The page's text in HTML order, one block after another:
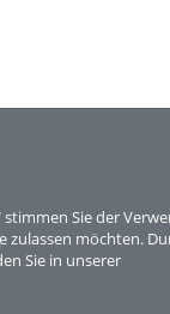
Sie der
zulassen möchten.
Sie in unserer